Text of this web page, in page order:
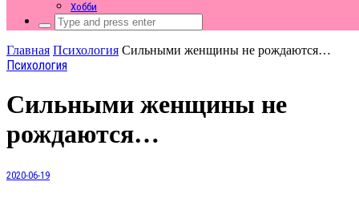
Хобби
Search
for:
Главная Психология Сильными женщины не рождаются…
Психология
Сильными женщины не
рождаются…
2020-06-19